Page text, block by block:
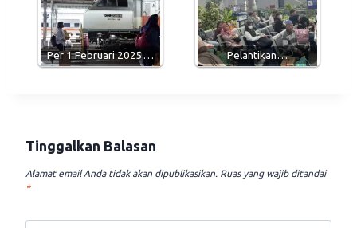
Per 1 Februari 2025… Pelantikan…
Tinggalkan Balasan
Alamat email Anda tidak akan dipublikasikan. Ruas yang wajib ditandai
*